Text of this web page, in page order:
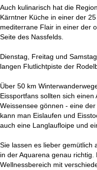
Auch kulinarisch hat die
Kärntner Küche in einer der
mediterrane Flair in einer der
Seite des Nassfelds.
Dienstag, Freitag und
langen Flutlichtpiste der
Über 50 km
Eissportfans sollten sich
Weissensee gönnen - eine
kann man Eislaufen und
auch eine Langlaufloipe und
Sie lassen es lieber gemütlich
in der Aquarena genau
Wellnessbereich mit